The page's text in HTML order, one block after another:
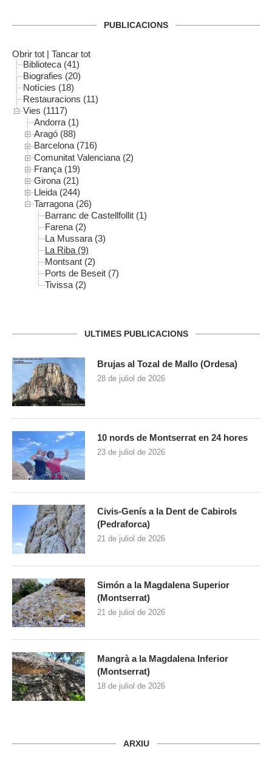
PUBLICACIONS
Obrir tot | Tancar tot
Biblioteca (41)
Biografies (20)
Notícies (18)
Restauracions (11)
Vies (1117)
Andorra (1)
Aragó (88)
Barcelona (716)
Comunitat Valenciana (2)
França (19)
Girona (21)
Lleida (244)
Tarragona (26)
Barranc de Castellfollit (1)
Farena (2)
La Mussara (3)
La Riba (9)
Montsant (2)
Ports de Beseit (7)
Tivissa (2)
ULTIMES PUBLICACIONS
Brujas al Tozal de Mallo (Ordesa)
28 de juliol de 2026
10 nords de Montserrat en 24 hores
23 de juliol de 2026
Civis-Genís a la Dent de Cabirols
(Pedraforca)
21 de juliol de 2026
Simón a la Magdalena Superior
(Montserrat)
21 de juliol de 2026
Mangrà a la Magdalena Inferior
(Montserrat)
18 de juliol de 2026
ARXIU